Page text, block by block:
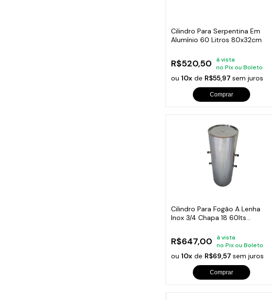
Cilindro Para Serpentina Em
Alumínio 60 Litros 80x32cm
R$520,50
à vista
no Pix ou Boleto
ou10x de R$55,97sem juros
Comprar
Cilindro Para Fogão A Lenha
Inox 3/4 Chapa 18 60lts
R$647,00
à vista
no Pix ou Boleto
ou10x de R$69,57sem juros
Comprar